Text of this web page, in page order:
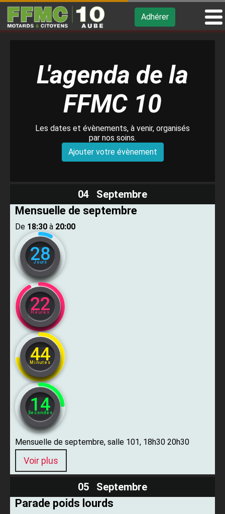
Adhérer
L'agenda de la
FFMC 10
Les dates et évènements, à venir, organisés
par nos soins.
Ajouter votre évènement
04 Septembre
Mensuelle de septembre
De ​ 18:30 ​ à ​ 20:00
28
Jours
22
Heures
44
Minutes
13
Secondes
Mensuelle de septembre, salle 101, 18h30 20h30
Voir plus
05 Septembre
Parade poids lourds